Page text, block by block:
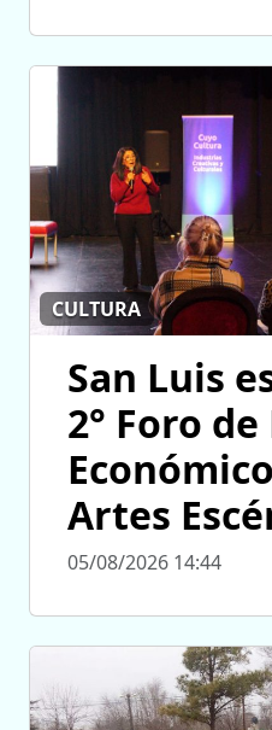
CULTURA
San Luis
2° Foro
Artes
05/08/2026 14:44